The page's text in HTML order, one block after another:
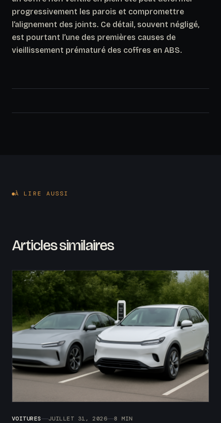
progressivement les parois et compromettre
l’alignement des joints. Ce détail, souvent négligé,
est pourtant l’une des premières causes de
vieillissement prématuré des coffres en ABS.
À LIRE AUSSI
Articles similaires
VOITURES JUILLET 31, 2026 8 MIN